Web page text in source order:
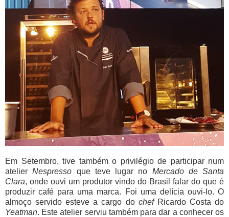
Em Setembro, tive também o privilégio de participar num
atelierNespresso que teve lugar no Mercado de Santa
Clara, onde ouvi um produtor vindo do Brasil falar do que é
produzir café para uma marca. Foi uma delícia ouvi-lo. O
almoço servido esteve a cargo do chefRicardo Costa do
Yeatman. Este atelier serviu também para dar a conhecer os